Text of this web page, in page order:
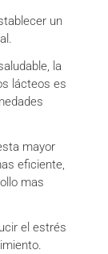
un
la
lácteos es
mayor
eficiente,
mas
el estrés